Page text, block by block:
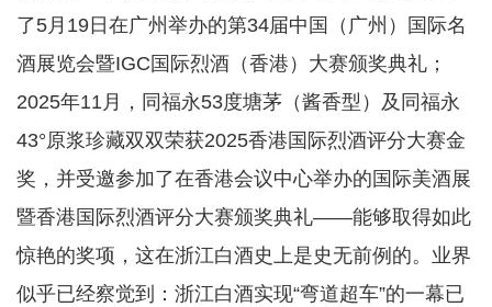
了5月19日在广州举办的第34届中国（广州）国际名
酒展览会暨IGC国际烈酒（香港）大赛颁奖典礼；
2025年11月，同福永53度塘茅（酱香型）及同福永
43°原浆珍藏双双荣获2025香港国际烈酒评分大赛金
奖，并受邀参加了在香港会议中心举办的国际美酒展
暨香港国际烈酒评分大赛颁奖典礼——能够取得如此
惊艳的奖项，这在浙江白酒史上是史无前例的。业界
似乎已经察觉到：浙江白酒实现“弯道超车”的一幕已